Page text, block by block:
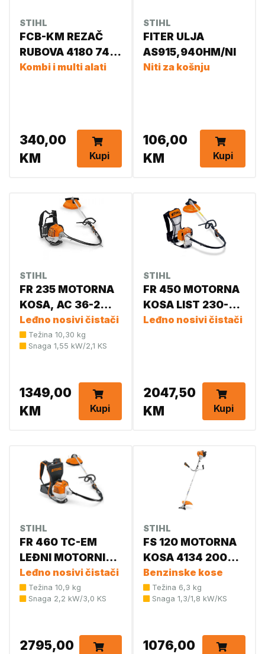
STIHL
FCB-KM REZAČ
RUBOVA 4180 740
5002
Kombi i multi alati
340,00
KM
Kupi
STIHL
FITER ULJA
AS915,940HM/NI
Niti za košnju
106,00
KM
Kupi
STIHL
FR 235 MOTORNA
KOSA, AC 36-2
4151 200 0016
Leđno nosivi čistači
Težina 10,30 kg
Snaga 1,55 kW/2,1 KS
1349,00
KM
Kupi
STIHL
FR 450 MOTORNA
KOSA LIST 230-4
4128 207 0000
Leđno nosivi čistači
2047,50
KM
Kupi
STIHL
FR 460 TC-EM
LEĐNI MOTORNI
ČISTAČ
Leđno nosivi čistači
Težina 10,9 kg
Snaga 2,2 kW/3,0 KS
2795,00
STIHL
FS 120 MOTORNA
KOSA 4134 200
0234 NB 4134 200
0318
Benzinske kose
Težina 6,3 kg
Snaga 1,3/1,8 kW/KS
1076,00